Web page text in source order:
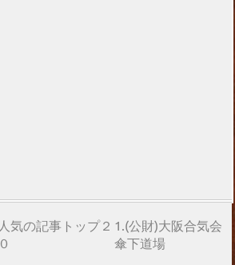
人気の記事トップ２
０
1.(公財)大阪合気会
傘下道場